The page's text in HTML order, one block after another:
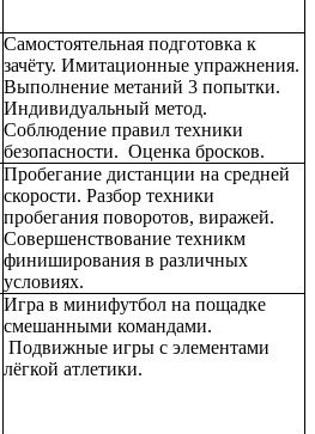
Самостоятельная подготовка к
зачёту. Имитационные упражнения.
Выполнение метаний 3 попытки.
Индивидуальный метод.
Соблюдение правил техники
безопасности. Оценка бросков.
Пробегание дистанции на средней
скорости. Разбор техники
пробегания поворотов, виражей.
Совершенствование техникм
финиширования в различных
условиях.
Игра в минифутбол на пощадке
смешанными командами.
Подвижные игры с элементами
лёгкой атлетики.